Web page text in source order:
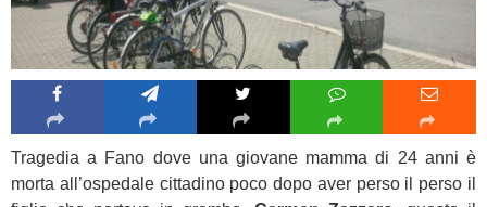
Tragedia a Fano dove una giovane mamma di 24 anni è
morta all’ospedale cittadino poco dopo aver perso il perso il